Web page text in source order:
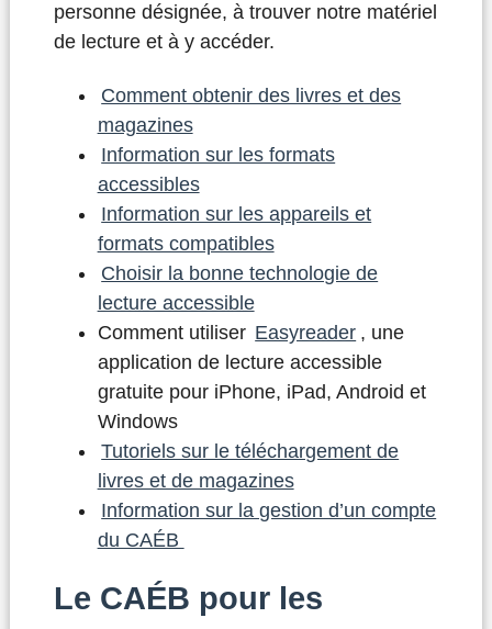
personne désignée, à trouver notre matériel
de lecture et à y accéder.
Comment obtenir des livres et des
magazines
Information sur les formats
accessibles
Information sur les appareils et
formats compatibles
Choisir la bonne technologie de
lecture accessible
Comment utiliser Easyreader , une
application de lecture accessible
gratuite pour iPhone, iPad, Android et
Windows
Tutoriels sur le téléchargement de
livres et de magazines
Information sur la gestion d’un compte
du CAÉB
Le CAÉB pour les